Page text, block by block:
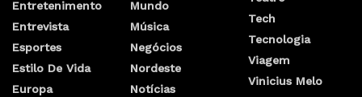
Entretenimento
Entrevista
Esportes
Estilo De Vida
Europa
Mundo
Música
Negócios
Nordeste
Notícias
Tech
Tecnologia
Viagem
Vinicius Melo